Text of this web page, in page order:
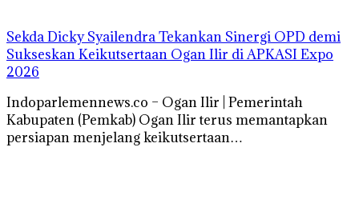
Sekda Dicky Syailendra Tekankan Sinergi OPD demi
Sukseskan Keikutsertaan Ogan Ilir di APKASI Expo
2026
Indoparlemennews.co – Ogan Ilir | Pemerintah
Kabupaten (Pemkab) Ogan Ilir terus memantapkan
persiapan menjelang keikutsertaan…